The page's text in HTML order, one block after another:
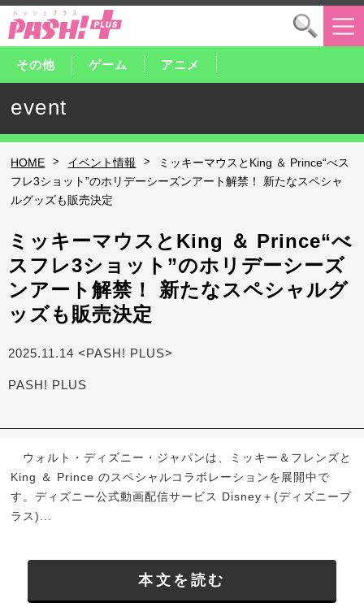
その他 ゲーム アニメ
event
HOME > イベント情報 >
ミッキーマウスとKing ＆ Prince“べス
フレ3ショット”のホリデーシーズンアート解禁！ 新たなスペシャ
ルグッズも販売決定
ミッキーマウスとKing ＆ Prince“べ
スフレ3ショット”のホリデーシーズ
ンアート解禁！ 新たなスペシャルグ
ッズも販売決定
2025.11.14 <PASH! PLUS>
PASH! PLUS
ウォルト・ディズニー・ジャパンは、ミッキー＆フレンズと
King ＆ Prince のスペシャルコラボレーションを展開中で
す。ディズニー公式動画配信サービス Disney＋(ディズニープ
ラス)...
本文を読む